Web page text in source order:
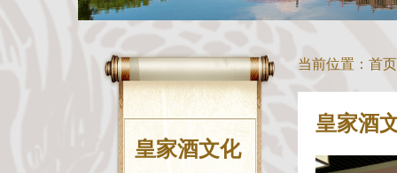
皇家酒文化
当前位置：首页
皇家酒